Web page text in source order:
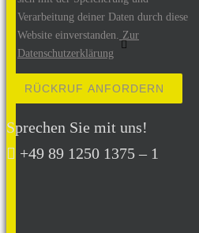
Verarbeitung deiner Daten durch diese
Website einverstanden.
Zur
Datenschutzerklärung
Bitte lasse dieses Feld leer.
Sprechen Sie mit uns!
+49 89 1250 1375 – 1